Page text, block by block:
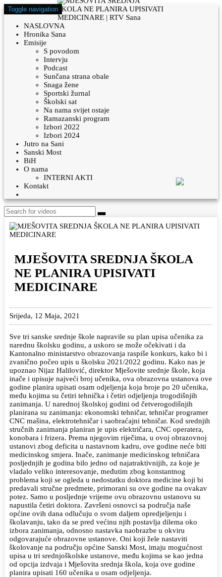
Toggle navigation
NASLOVNA
Hronika Sana
Emisije
S povodom
Intervju
Podcast
Sunčana strana obale
Snaga žene
Sportski žurnal
Školski sat
Na nama svijet ostaje
Ramazanski program
Izbori 2022
Izbori 2024
Jutro na Sani
Sanski Most
BiH
O nama
INTERNI AKTI
Kontakt
MJEŠOVITA SREDNJA ŠKOLA
NE PLANIRA UPISIVATI
MEDICINARE
Srijeda, 12 Maja, 2021
Sve tri sanske srednje škole napravile su plan upisa učenika za
narednu školsku godinu, a uskoro se može očekivati i da
Kantonalno ministarstvo obrazovanja raspiše konkurs, kako bi i
zvanično počeo upis u školsku 2021/2022 godinu. Kako nas je
upoznao Nijaz Halilović, direktor Mješovite srednje škole, koja
inače i upisuje najveći broj učenika, ova obrazovna ustanova ove
godine planira upisati osam odjeljenja koja broje po 20 učenika,
među kojima su četiri tehnička i četiri odjeljenja trogodišnjih
zanimanja. U narednoj školskoj godini od četverogodišnjih
planirana su zanimanja: ekonomski tehničar, tehničar programer
CNC mašina, elektrotehničar i saobraćajni tehničar. Kod srednjih
stručnih zanimanja planiran je upis električara, CNC operatera,
konobara i frizera. Prema njegovim riječima, u ovoj obrazovnoj
ustanovi zbog deficita u nastavnom kadru, ove godine neće biti
medicinskog smjera. Inače, zanimanje medicinskog tehničara
posljednjih je godina bilo jedno od najatraktivnijih, za koje je
vladalo veliko interesovanje, međutim zbog konstantnog
problema koji se ogleda u nedostatku doktora medicine koji bi
predavali stručne predmete, primorani su ove godine na ovakav
potez. Samo u posljednje vrijeme ovu obrazovnu ustanovu su
napustila četiri doktora. Završeni osnovci sa područja naše
općine ovih dana odlučuju o svom daljem opredjeljenju i
školavanju, tako da se pred većinu njih postavlja dilema oko
izbora zanimanja, odnosno nastavka naobrazbe u okviru
odgovarajuće obrazovne ustanove. Oni koji žele nastaviti
školovanje na području općine Sanski Most, imaju mogućnost
upisa u tri srednjoškolske ustanove, među kojima se kao jedna
od opcija izdvaja i Mješovita srednja škola, koja ove godine
planira upisati 160 učenika u osam odjeljenja.